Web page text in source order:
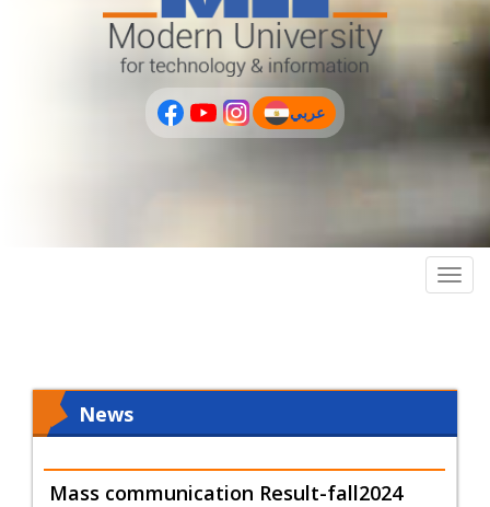
PLUS
عربي
(current)
News
Mass communication Result-fall2024